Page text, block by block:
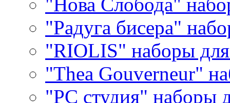
"Радуга бисера"
"RIOLIS" наборы
"Thea Gouverneur"
"РС студия" наборы